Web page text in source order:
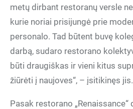
metų dirbant restoranų versle
kurie noriai prisijungė prie
personalo. Tad būtent buvę
darbą, sudaro restorano
būti draugiškas ir vieni kitus
žiūrėti į naujoves“, – įsitikinęs jis.
Pasak restorano „Renaissance“